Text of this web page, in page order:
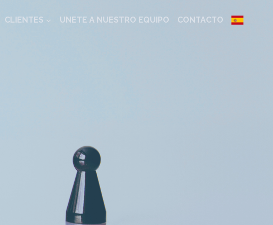
CLIENTES UNETE A NUESTRO EQUIPO CONTACTO